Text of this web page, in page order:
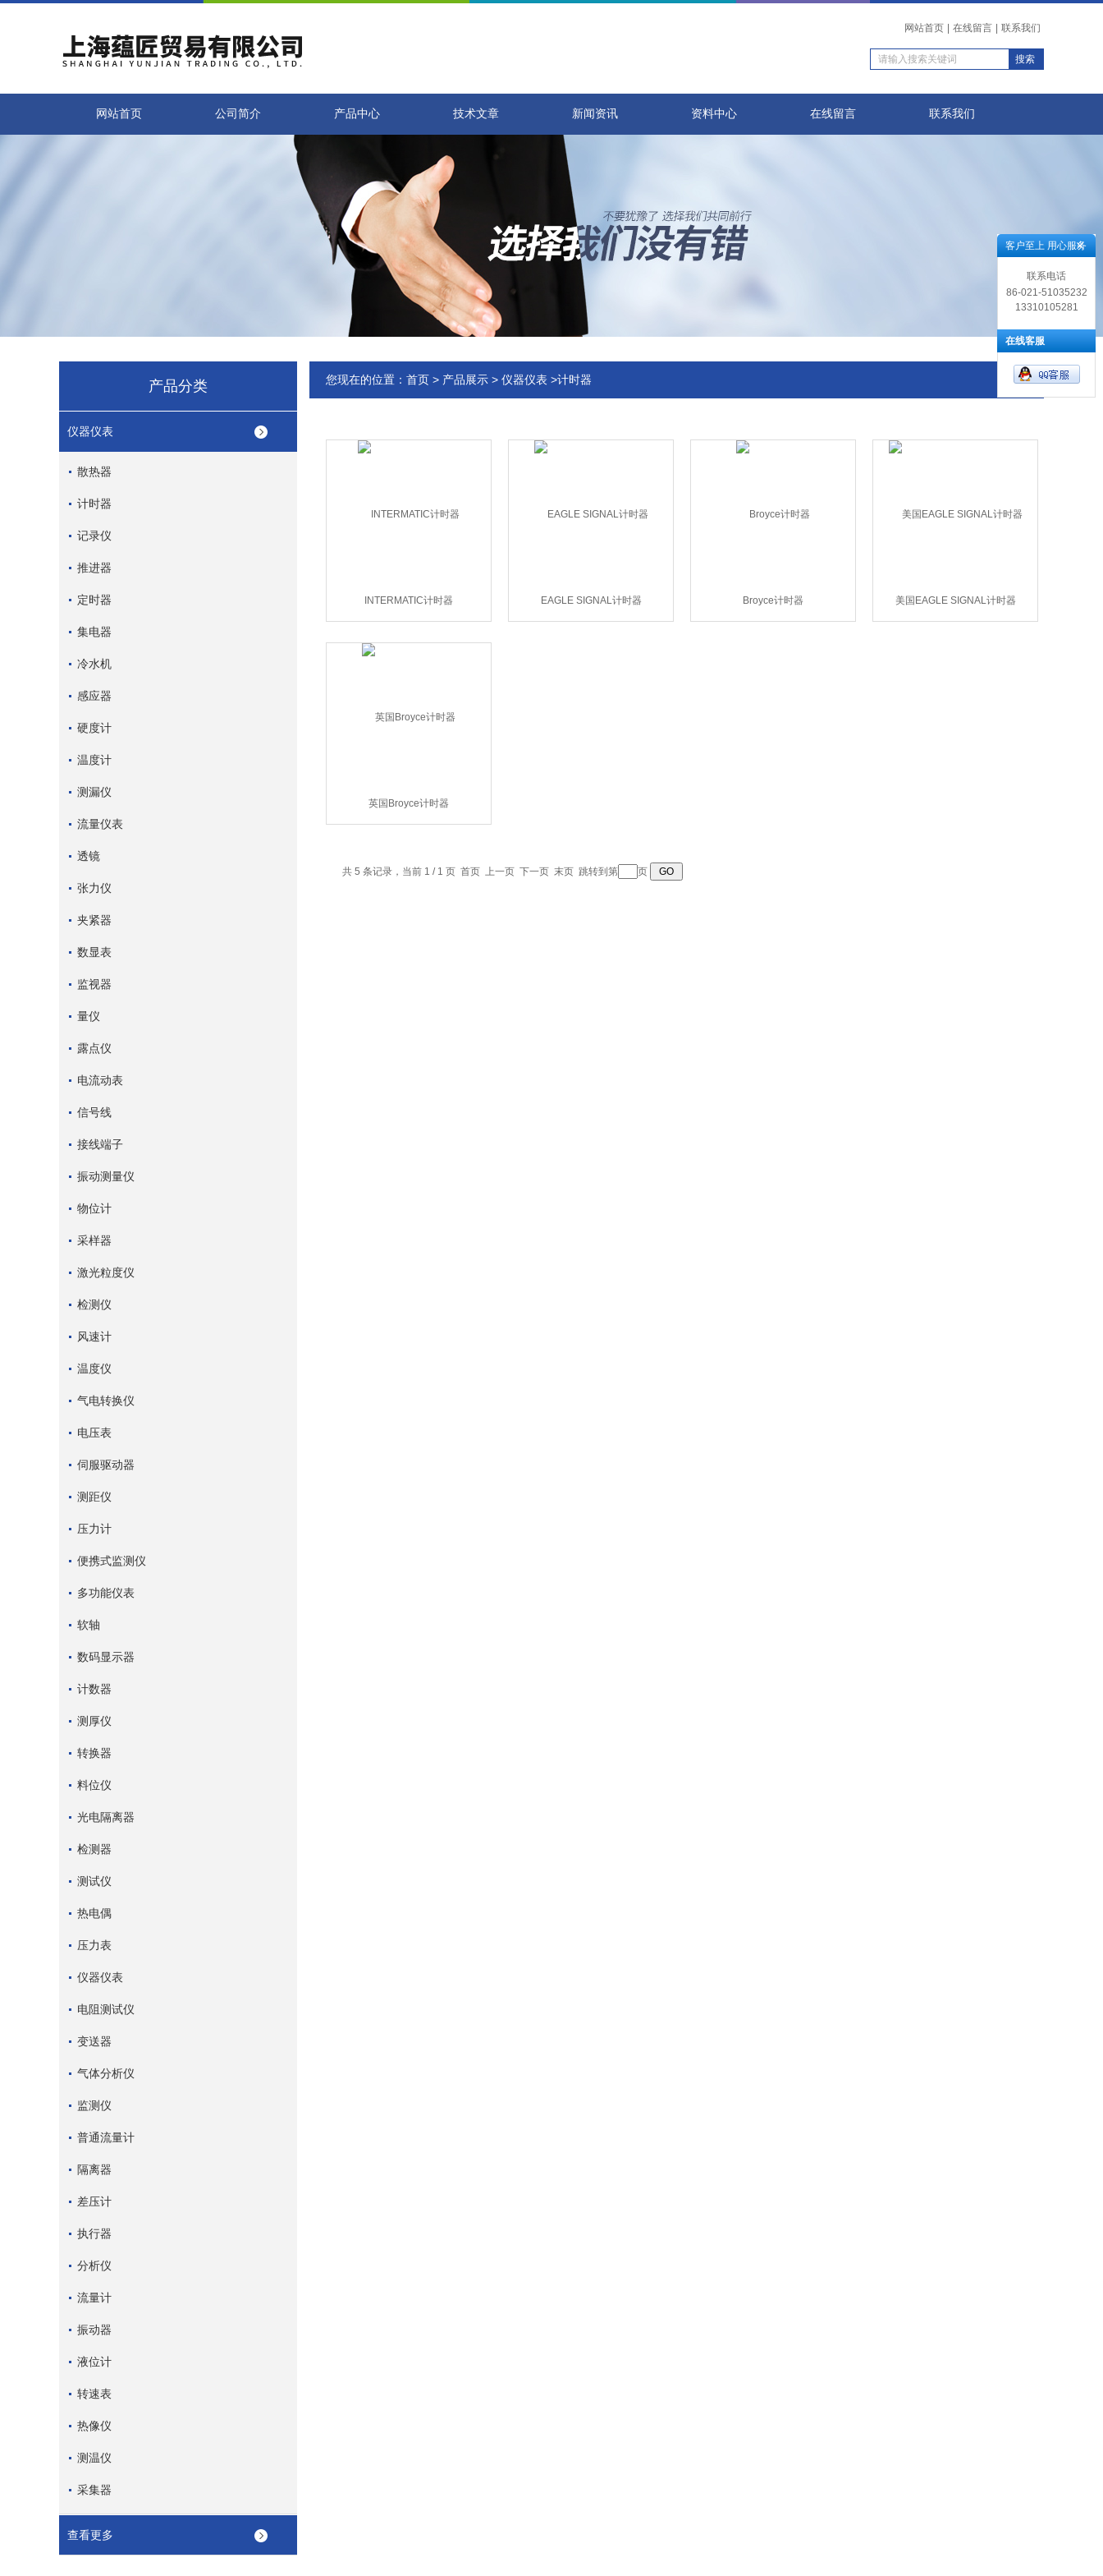
网站首页 在线留言 联系我们
网站首页 公司简介 产品中心 技术文章 新闻资讯 资料中心 在线留言 联系我们
产品分类
仪器仪表
散热器
计时器
记录仪
推进器
定时器
集电器
冷水机
感应器
硬度计
温度计
测漏仪
流量仪表
透镜
张力仪
夹紧器
数显表
监视器
量仪
露点仪
电流动表
信号线
接线端子
振动测量仪
物位计
采样器
激光粒度仪
检测仪
风速计
温度仪
气电转换仪
电压表
伺服驱动器
测距仪
压力计
便携式监测仪
多功能仪表
软轴
数码显示器
计数器
测厚仪
转换器
料位仪
光电隔离器
检测器
测试仪
热电偶
压力表
仪器仪表
电阻测试仪
变送器
气体分析仪
监测仪
普通流量计
隔离器
差压计
执行器
分析仪
流量计
振动器
液位计
转速表
热像仪
测温仪
采集器
查看更多
您现在的位置： 首页 > 产品展示 > 仪器仪表 >计时器
INTERMATIC计时器 EAGLE SIGNAL计时器 Broyce计时器 美国EAGLE SIGNAL计时器
英国Broyce计时器
共 5 条记录，当前 1 / 1 页 首页 上一页 下一页 末页 跳转到第 页
客户至上 用心服务
联系电话
86-021-51035232
13310105281
在线客服